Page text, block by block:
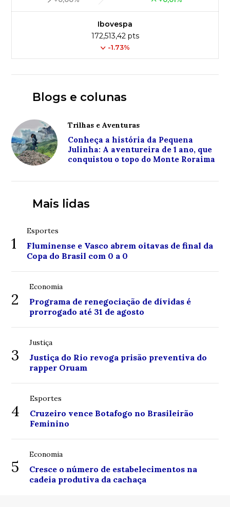
Ibovespa
172,513,42 pts
-1.73%
Blogs e colunas
Trilhas e Aventuras
Conheça a história da Pequena
Julinha: A aventureira de 1 ano, que
conquistou o topo do Monte Roraima
Mais lidas
1
Esportes
Fluminense e Vasco abrem oitavas de final da
Copa do Brasil com 0 a 0
2
Economia
Programa de renegociação de dívidas é
prorrogado até 31 de agosto
3
Justiça
Justiça do Rio revoga prisão preventiva do
rapper Oruam
4
Esportes
Cruzeiro vence Botafogo no Brasileirão
Feminino
5
Economia
Cresce o número de estabelecimentos na
cadeia produtiva da cachaça